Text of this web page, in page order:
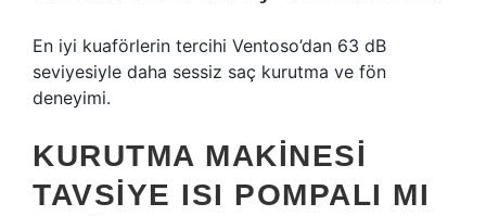
En iyi kuaförlerin tercihi Ventoso’dan 63 dB
seviyesiyle daha sessiz saç kurutma ve fön
deneyimi.
KURUTMA MAKINESI
TAVSIYE ISI POMPALI MI